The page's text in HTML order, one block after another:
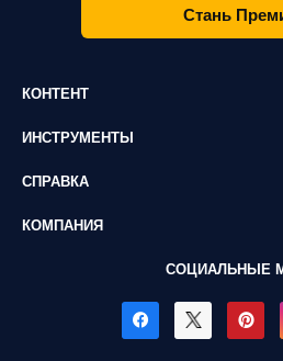
Стань
КОНТЕНТ
ИНСТРУМЕНТЫ
СПРАВКА
КОМПАНИЯ
СОЦИАЛЬНЫЕ